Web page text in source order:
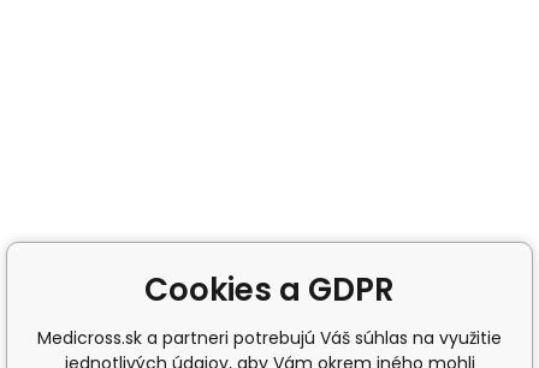
Cookies a GDPR
Medicross.sk a partneri potrebujú Váš súhlas na využitie
jednotlivých údajov, aby Vám okrem iného mohli